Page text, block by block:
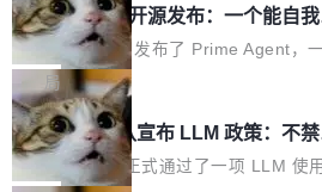
键的是 FA2 的持久性...
（OHDD：OpenHarmony Hardware
r Day）将在杭州启航。活动面向智能硬
链企业和开发者，邀请行业专家与资深技
问，围绕开源鸿蒙技术能力、设备适配、
配、功耗与稳定性调优、兼容性测评及统
等内容展开系统讲解和实战交流，帮助企
步了解开源鸿蒙在智能...
障无法工作。Pages、Copilot code
opilot coding agent 全部受影响。从检
恢复，大约 12 小时。 这是 2026 年 8
起事故，其中四起与 AI/Copilot 服务相
Hub 员工 kdaigle 在 HN 讨论中贴出了
据：2025 年全年 10 亿次 commit。现在
Prime Agent 开源发布：一个能自我
进的编程 Agent，ARC-AGI 3 超越
专家基线
Prime Intellect 发布了 Prime Agent，一
的编程 Agent Harness，核心设计围绕
象：Recursive Language Model（RLM
ontinual Harness。在 ARC-AGI 3 基准
上，Prime Agent + Opus 5 的组合达到
局
Rust 项目团队宣布 LLM 政策：不禁
止，但你要承认哪些代码不是你写的
Rust 语言项目正式通过了一项 LLM 使